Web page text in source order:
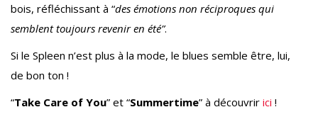
bois, réfléchissant à “des émotions non réciproques qui
semblent toujours revenir en été”.
Si le Spleen n’est plus à la mode, le blues semble être, lui,
de bon ton !
“Take Care of You” et “Summertime” à découvrir ici !